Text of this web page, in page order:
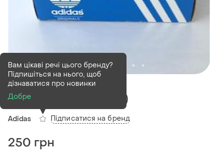
В наявності1 шт
Конверсы ( коралки)
Adidas
Вам цікаві речі цього бренду?
Підпишіться на нього, щоб
дізнаватися про новинки
Добре
Підписатися на бренд
250 грн